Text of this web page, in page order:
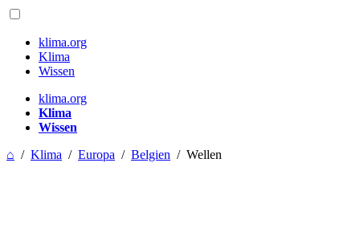
klima.org
Klima
Wissen
klima.org
Klima
Wissen
⌂ / Klima / Europa / Belgien / Wellen